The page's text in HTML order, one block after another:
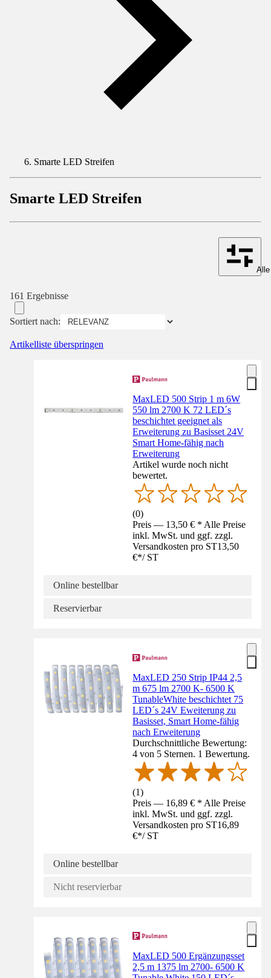
Smarte LED Streifen
Smarte LED Streifen
161 Ergebnisse
Sortiert nach:
Artikelliste überspringen
MaxLED 500 Strip 1 m 6W
550 lm 2700 K 72 LED´s
beschichtet geeignet als
Erweiterung zu Basisset 24V
Smart Home-fähig nach
Erweiterung
Artikel wurde noch nicht
bewertet.
(0)
Preis — 13,50 € * Alle Preise
inkl. MwSt. und ggf. zzgl.
Versandkosten pro ST13,50
€*/ ST
Online bestellbar
Reservierbar
MaxLED 250 Strip IP44 2,5
m 675 lm 2700 K- 6500 K
TunableWhite beschichtet 75
LED´s 24V Eweiterung zu
Basisset, Smart Home-fähig
nach Erweiterung
Durchschnittliche Bewertung:
4 von 5 Sternen. 1 Bewertung.
(1)
Preis — 16,89 € * Alle Preise
inkl. MwSt. und ggf. zzgl.
Versandkosten pro ST16,89
€*/ ST
Online bestellbar
Nicht reservierbar
MaxLED 500 Ergänzungsset
2,5 m 1375 lm 2700- 6500 K